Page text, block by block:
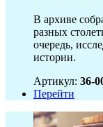
В архиве
разных
очередь,
истории.
Артикул: 36-
Перейти